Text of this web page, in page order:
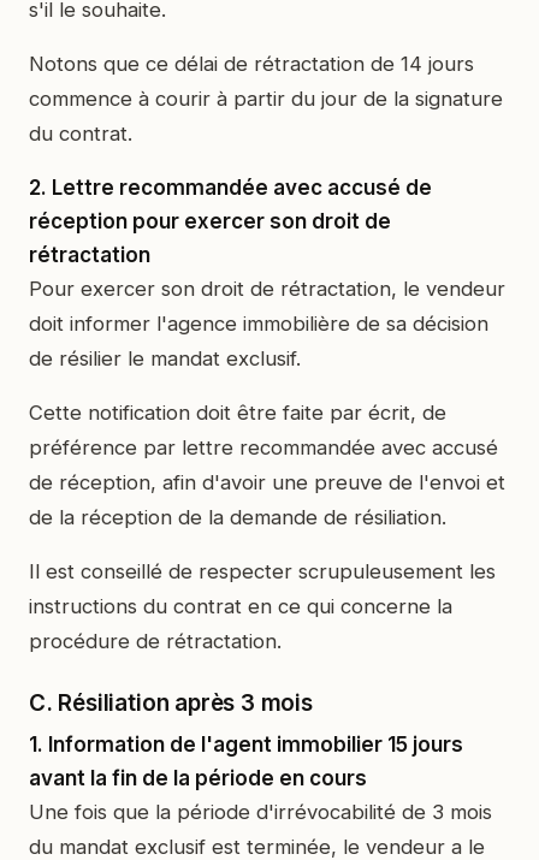
s'il le souhaite.
Notons que ce délai de rétractation de 14 jours
commence à courir à partir du jour de la signature
du contrat.
2. Lettre recommandée avec accusé de
réception pour exercer son droit de
rétractation
Pour exercer son droit de rétractation, le vendeur
doit informer l'agence immobilière de sa décision
de résilier le mandat exclusif.
Cette notification doit être faite par écrit, de
préférence par lettre recommandée avec accusé
de réception, afin d'avoir une preuve de l'envoi et
de la réception de la demande de résiliation.
Il est conseillé de respecter scrupuleusement les
instructions du contrat en ce qui concerne la
procédure de rétractation.
C. Résiliation après 3 mois
1. Information de l'agent immobilier 15 jours
avant la fin de la période en cours
Une fois que la période d'irrévocabilité de 3 mois
du mandat exclusif est terminée, le vendeur a le